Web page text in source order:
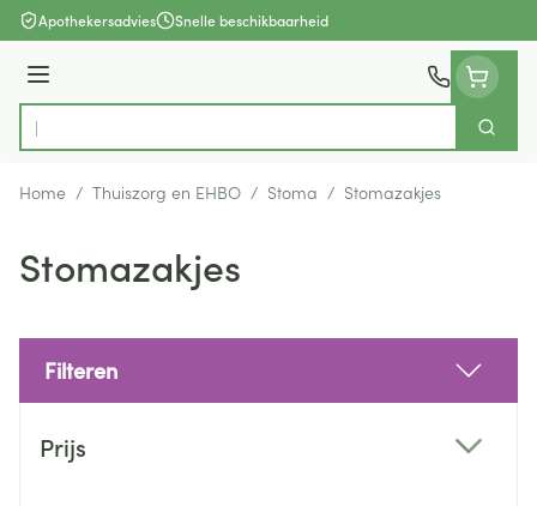
Ga naar de inhoud
Apothekersadvies Snelle beschikbaarheid
Menu
Product, merk, categorie...
Zoek
Home / Thuiszorg en EHBO / Stoma / Stomazakjes
Stomazakjes
Filteren
Prijs